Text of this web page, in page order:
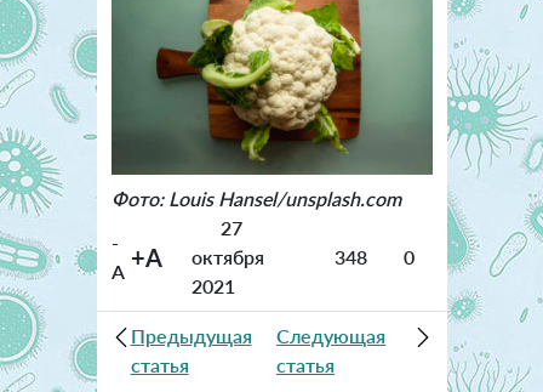
Фото: Louis Hansel/unsplash.com
-
A +A
27
октября
2021
348 0
Предыдущая
статья
Следующая
статья